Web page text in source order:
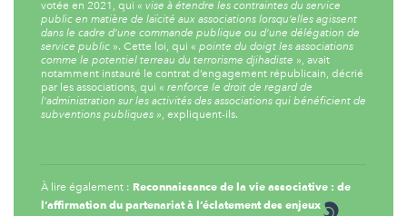
votée en 2021, qui « vise à étendre les contraintes du service
public en matière de laïcité aux associations lorsqu’elles agissent
dans le cadre d’une commande publique ou d’une délégation de
service public ». Cette loi, qui « pointe du doigt les associations
comme le potentiel terreau du terrorisme djihadiste », avait
notamment instauré le contrat d’engagement républicain, décrié
par les associations, qui « renforce le droit de regard de
l'administration sur les activités des associations qui bénéficient de
subventions publiques » , expliquent-ils.
À lire également : Reconnaissance de la vie associative : de
l’affirmation du partenariat à l’éclatement des enjeux